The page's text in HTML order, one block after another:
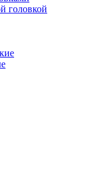
головкой